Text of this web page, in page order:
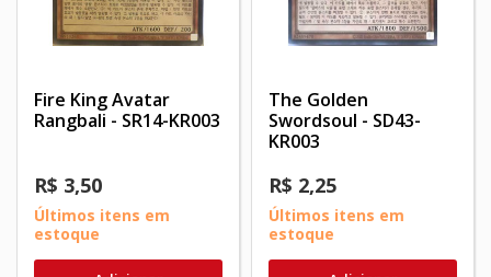
Fire King Avatar
Rangbali - SR14-KR003
R$ 3,50
Últimos itens em
estoque
The Golden
Swordsoul - SD43-
KR003
R$ 2,25
Últimos itens em
estoque